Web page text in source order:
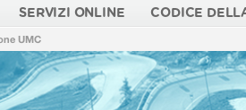
SERVIZI ONLINE CODICE
UMC